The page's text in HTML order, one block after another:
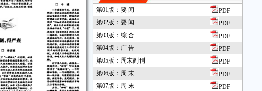
第01版：要 闻
PDF
第02版：要 闻
PDF
第03版：综 合
PDF
第04版：广 告
PDF
第05版：周末副刊
PDF
第06版：周 末
PDF
第07版：周 末
PDF